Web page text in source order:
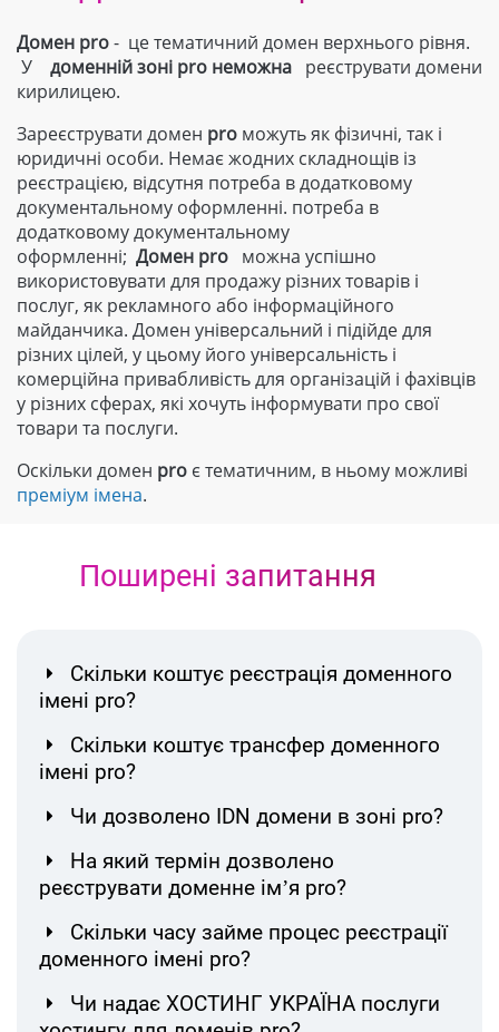
Домен pro- це тематичний домен верхнього рівня.
У доменній зоні pro неможна реєструвати домени
кирилицею.
Зареєструвати домен pro можуть як фізичні, так і
юридичні особи. Немає жодних складнощів із
реєстрацією, відсутня потреба в додатковому
документальному оформленні. потреба в
додатковому документальному
оформленні; Домен pro можна успішно
використовувати для продажу різних товарів і
послуг, як рекламного або інформаційного
майданчика. Домен універсальний і підійде для
різних цілей, у цьому його універсальність і
комерційна привабливість для організацій і фахівців
у різних сферах, які хочуть інформувати про свої
товари та послуги.
Оскільки домен pro є тематичним, в ньому можливі
преміум імена.
Поширені запитання
Скільки коштує реєстрація доменного
імені pro?
Скільки коштує трансфер доменного
імені pro?
Чи дозволено IDN домени в зоні pro?
На який термін дозволено
реєструвати доменне ім’я pro?
Скільки часу займе процес реєстрації
доменного імені pro?
Чи надає ХОСТИНГ УКРАЇНА послуги